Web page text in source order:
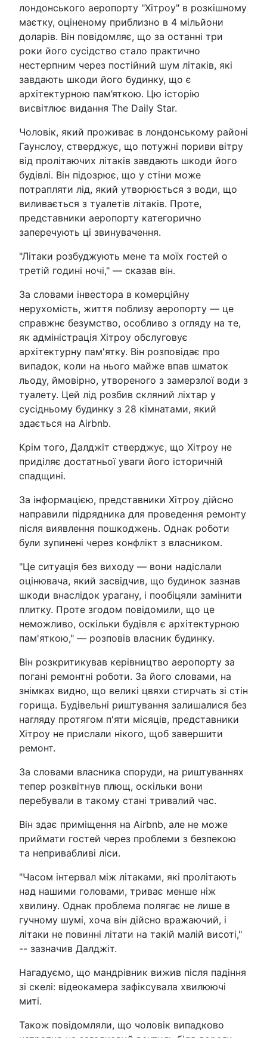
лондонського аеропорту "Хітроу" в розкішному
маєтку, оціненому приблизно в 4 мільйони
доларів. Він повідомляє, що за останні три
роки його сусідство стало практично
нестерпним через постійний шум літаків, які
завдають шкоди його будинку, що є
архітектурною пам’яткою. Цю історію
висвітлює видання The Daily Star.
Чоловік, який проживає в лондонському районі
Гаунслоу, стверджує, що потужні пориви вітру
від пролітаючих літаків завдають шкоди його
будівлі. Він підозрює, що у стіни може
потрапляти лід, який утворюється з води, що
виливається з туалетів літаків. Проте,
представники аеропорту категорично
заперечують ці звинувачення.
"Літаки розбуджують мене та моїх гостей о
третій годині ночі," — сказав він.
За словами інвестора в комерційну
нерухомість, життя поблизу аеропорту — це
справжнє безумство, особливо з огляду на те,
як адміністрація Хітроу обслуговує
архітектурну пам'ятку. Він розповідає про
випадок, коли на нього майже впав шматок
льоду, ймовірно, утвореного з замерзлої води з
туалету. Цей лід розбив скляний ліхтар у
сусідньому будинку з 28 кімнатами, який
здається на Airbnb.
Крім того, Далджіт стверджує, що Хітроу не
приділяє достатньої уваги його історичній
спадщині.
За інформацією, представники Хітроу дійсно
направили підрядника для проведення ремонту
після виявлення пошкоджень. Однак роботи
були зупинені через конфлікт з власником.
"Це ситуація без виходу — вони надіслали
оцінювача, який засвідчив, що будинок зазнав
шкоди внаслідок урагану, і пообіцяли замінити
плитку. Проте згодом повідомили, що це
неможливо, оскільки будівля є архітектурною
пам'яткою," — розповів власник будинку.
Він розкритикував керівництво аеропорту за
погані ремонтні роботи. За його словами, на
знімках видно, що великі цвяхи стирчать зі стін
горища. Будівельні риштування залишалися без
нагляду протягом п'яти місяців, представники
Хітроу не прислали нікого, щоб завершити
ремонт.
За словами власника споруди, на риштуваннях
тепер розквітнув плющ, оскільки вони
перебували в такому стані тривалий час.
Він здає приміщення на Airbnb, але не може
приймати гостей через проблеми з безпекою
та непривабливі ліси.
"Часом інтервал між літаками, які пролітають
над нашими головами, триває менше ніж
хвилину. Однак проблема полягає не лише в
гучному шумі, хоча він дійсно вражаючий, і
літаки не повинні літати на такій малій висоті,"
-- зазначив Далджіт.
Нагадуємо, що мандрівник вижив після падіння
зі скелі: відеокамера зафіксувала хвилюючі
миті.
Також повідомляли, що чоловік випадково